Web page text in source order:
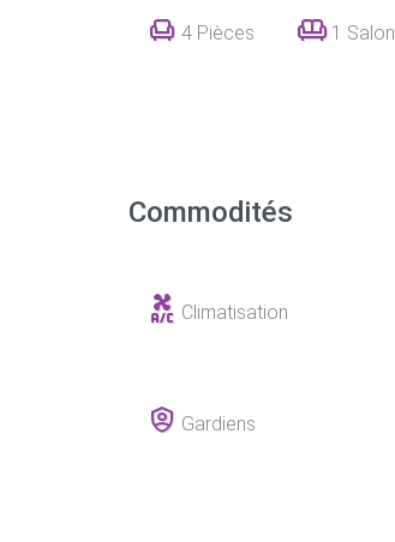
4 Pièces 1 Salon
Commodités
Climatisation
Gardiens